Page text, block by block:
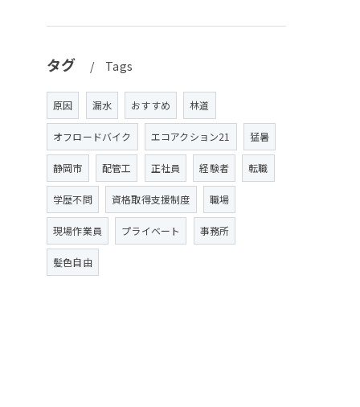
タグ Tags
原因 漏水 おすすめ 林道
オフロードバイク エコアクション21 猛暑
静岡市 配管工 正社員 経験者 転職
学歴不問 資格取得支援制度 職場
現場作業員 プライベート 事務所
髪色自由